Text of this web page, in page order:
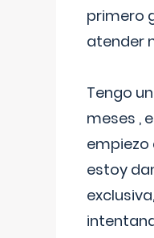
primero
atender
Tengo
meses ,
empiezo
estoy